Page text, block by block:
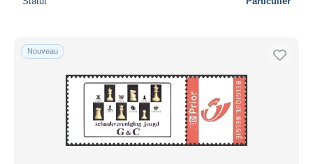
Nouveau